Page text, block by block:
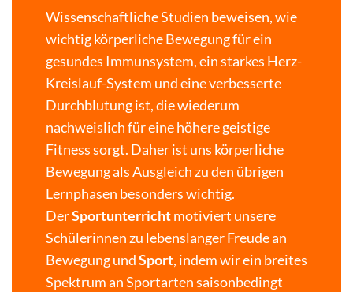
Wissenschaftliche Studien beweisen, wie
wichtig körperliche Bewegung für ein
gesundes Immunsystem, ein starkes Herz-
Kreislauf-System und eine verbesserte
Durchblutung ist, die wiederum
nachweislich für eine höhere geistige
Fitness sorgt. Daher ist uns körperliche
Bewegung als Ausgleich zu den übrigen
Lernphasen besonders wichtig.
DerSportunterrichtmotiviert unsere
Schülerinnen zu lebenslanger Freude an
Bewegung undSport, indem wir ein breites
Spektrum an Sportarten saisonbedingt